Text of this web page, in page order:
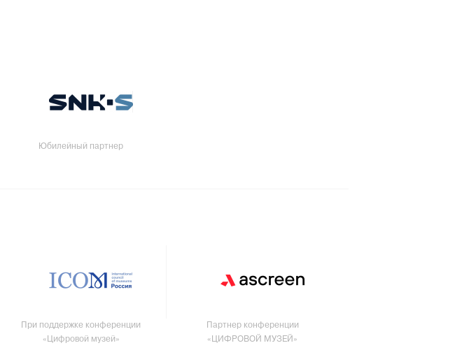
Юбилейный партнер
При поддержке конференции
«Цифровой музей»
Партнер конференции
«ЦИФРОВОЙ МУЗЕЙ»